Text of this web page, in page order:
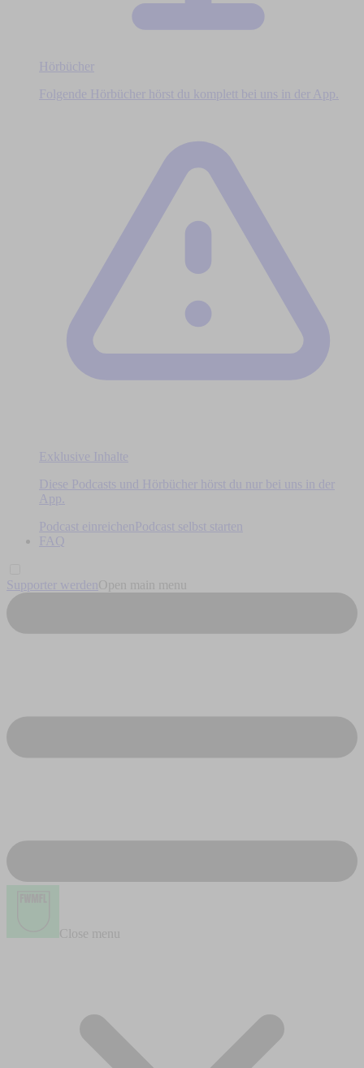
Hörbücher
Folgende Hörbücher hörst du komplett bei uns in der App.
Exklusive Inhalte
Diese Podcasts und Hörbücher hörst du nur bei uns in der
App.
Podcast einreichen
Podcast selbst starten
FAQ
Supporter werden Open main menu
Close menu